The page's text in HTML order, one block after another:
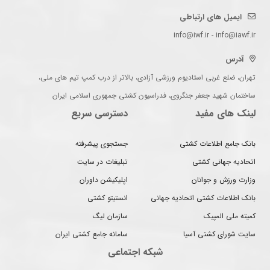
ایمیل های ارتباطی
info@iwf.ir - info@iawf.ir
آدرس
تهران، ضلع غربی استادیوم ورزشی آزادی، بالاتر از درب کمپ تیم های ملی،
ساختمان شهید جعفر جنگروی، فدراسیون کشتی جمهوری اسلامی ایران
لینک های مفید
بانک جامع اطلاعات کشتی
اتحادیه جهانی کشتی
وزارت ورزش و جوانان
بانک اطلاعات کشتی اتحادیه جهانی
کمیته ملی المپیک
سایت شورای کشتی آسیا
دسترسی سریع
جستجوی پیشرفته
تبلیغات در سایت
اپلیکیشن داوران
انستیتو کشتی
سازمان لیگ
سامانه جامع کشتی ایران
شبکه اجتماعی